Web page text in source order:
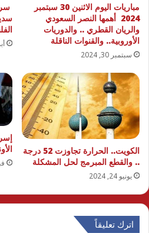
مباريات اليوم الاثنين 30 سبتمبر
2024 أهمها النصر السعودي
والريان القطري .. والدوريات
الأوروبية.. والقنوات الناقلة
سبتمبر 30, 2024
الكويت.. الحرارة تجاوزت 52 درجة
.. والقطع المبرمج لحل المشكلة
يونيو 24, 2024
اترك تعليقاً